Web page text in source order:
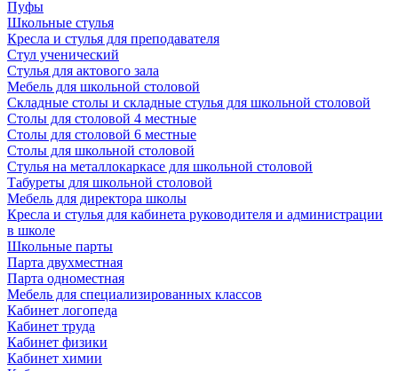
Пуфы
Школьные стулья
Кресла и стулья для преподавателя
Стул ученический
Стулья для актового зала
Мебель для школьной столовой
Складные столы и складные стулья для школьной столовой
Столы для столовой 4 местные
Столы для столовой 6 местные
Столы для школьной столовой
Стулья на металлокаркасе для школьной столовой
Табуреты для школьной столовой
Мебель для директора школы
Кресла и стулья для кабинета руководителя и администрации
в школе
Школьные парты
Парта двухместная
Парта одноместная
Мебель для специализированных классов
Кабинет логопеда
Кабинет труда
Кабинет физики
Кабинет химии